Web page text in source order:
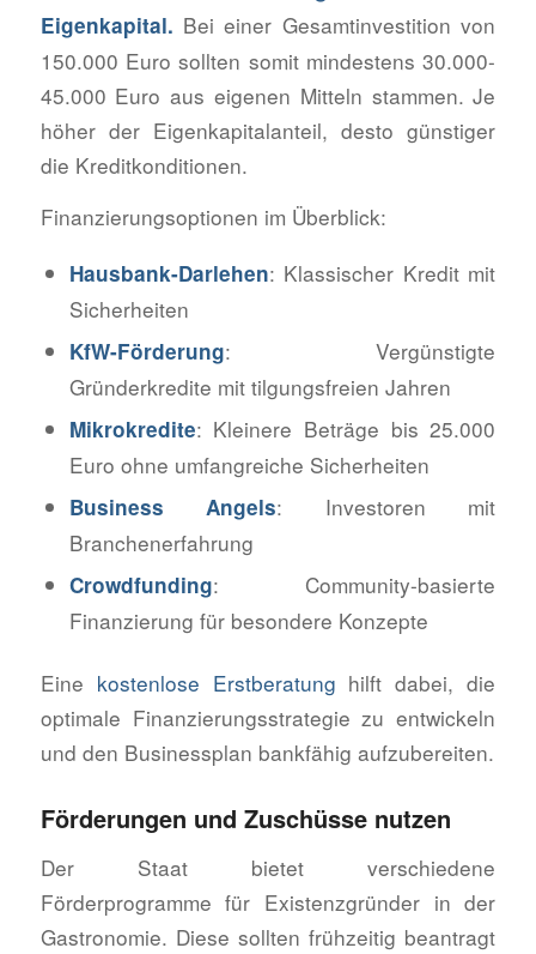
Eigenkapital. Bei einer Gesamtinvestition von
150.000 Euro sollten somit mindestens 30.000-
45.000 Euro aus eigenen Mitteln stammen. Je
höher der Eigenkapitalanteil, desto günstiger
die Kreditkonditionen.
Finanzierungsoptionen im Überblick:
Hausbank-Darlehen: Klassischer Kredit mit
Sicherheiten
KfW-Förderung: Vergünstigte
Gründerkredite mit tilgungsfreien Jahren
Mikrokredite: Kleinere Beträge bis 25.000
Euro ohne umfangreiche Sicherheiten
Business Angels: Investoren mit
Branchenerfahrung
Crowdfunding: Community-basierte
Finanzierung für besondere Konzepte
Eine kostenlose Erstberatung hilft dabei, die
optimale Finanzierungsstrategie zu entwickeln
und den Businessplan bankfähig aufzubereiten.
Förderungen und Zuschüsse nutzen
Der Staat bietet verschiedene
Förderprogramme für Existenzgründer in der
Gastronomie. Diese sollten frühzeitig beantragt